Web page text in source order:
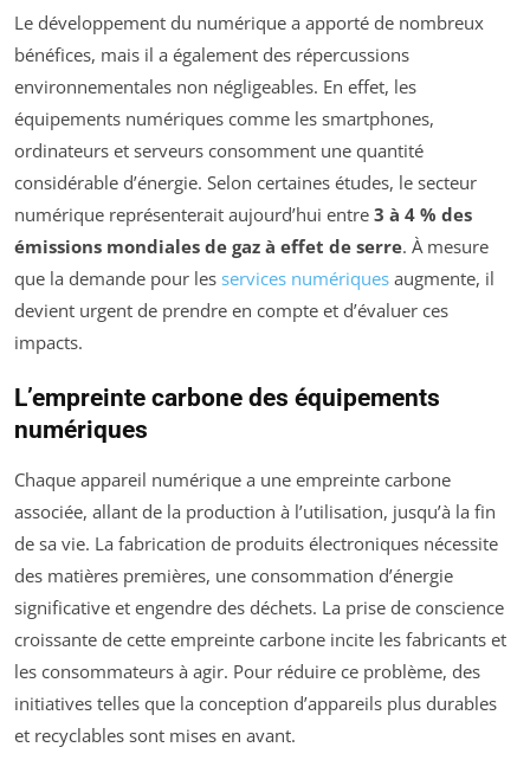
Le développement du numérique a apporté de nombreux
bénéfices, mais il a également des répercussions
environnementales non négligeables. En effet, les
équipements numériques comme les smartphones,
ordinateurs et serveurs consomment une quantité
considérable d’énergie. Selon certaines études, le secteur
numérique représenterait aujourd’hui entre 3 à 4 % des
émissions mondiales de gaz à effet de serre. À mesure
que la demande pour les services numériques augmente, il
devient urgent de prendre en compte et d’évaluer ces
impacts.
L’empreinte carbone des équipements
numériques
Chaque appareil numérique a une empreinte carbone
associée, allant de la production à l’utilisation, jusqu’à la fin
de sa vie. La fabrication de produits électroniques nécessite
des matières premières, une consommation d’énergie
significative et engendre des déchets. La prise de conscience
croissante de cette empreinte carbone incite les fabricants et
les consommateurs à agir. Pour réduire ce problème, des
initiatives telles que la conception d’appareils plus durables
et recyclables sont mises en avant.